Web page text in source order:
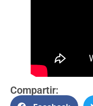
Compartir: